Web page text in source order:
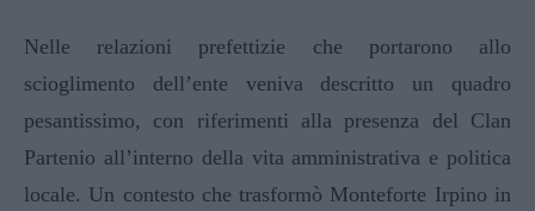
Nelle relazioni prefettizie che portarono allo
scioglimento dell’ente veniva descritto un quadro
pesantissimo, con riferimenti alla presenza del Clan
Partenio all’interno della vita amministrativa e politica
locale. Un contesto che trasformò Monteforte Irpino in